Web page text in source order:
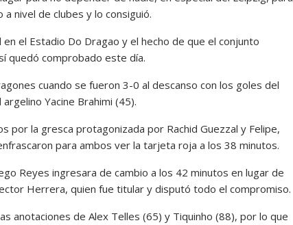
nivel de clubes y lo consiguió.
el Estadio Do Dragao y el hecho de que el conjunto
quedó comprobado este día.
cuando se fueron 3-0 al descanso con los goles del
Yacine Brahimi (45).
por la gresca protagonizada por Rachid Guezzal y Felipe,
para ambos ver la tarjeta roja a los 38 minutos.
Reyes ingresara de cambio a los 42 minutos en lugar de
Herrera, quien fue titular y disputó todo el compromiso.
anotaciones de Alex Telles (65) y Tiquinho (88), por lo que